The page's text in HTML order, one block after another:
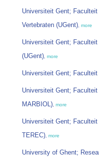
Universiteit Gent;
Vertebraten (UGent), more
Universiteit Gent;
(UGent), more
Universiteit Gent;
Universiteit Gent;
MARBIOL), more
Universiteit Gent;
TEREC), more
University of Ghent;